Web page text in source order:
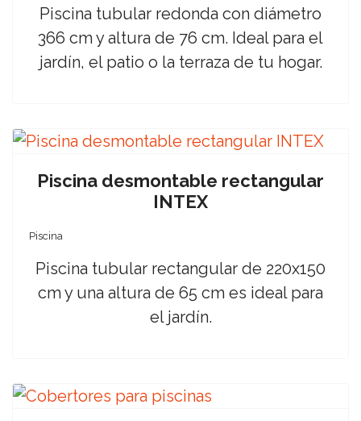
Piscina tubular redonda con diámetro
366 cm y altura de 76 cm. Ideal para el
jardín, el patio o la terraza de tu hogar.
Piscina desmontable rectangular
INTEX
Piscina
Piscina tubular rectangular de 220x150
cm y una altura de 65 cm es ideal para
el jardín.